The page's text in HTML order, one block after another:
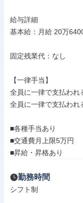
給与詳細
基本給：月給 20万
固定残業代：なし
【一律手当】
全員に一律で支払われ
全員に一律で支払われ
■各種手当あり
■交通費月上限5万円
■昇給・昇格あり
勤務時間
シフト制